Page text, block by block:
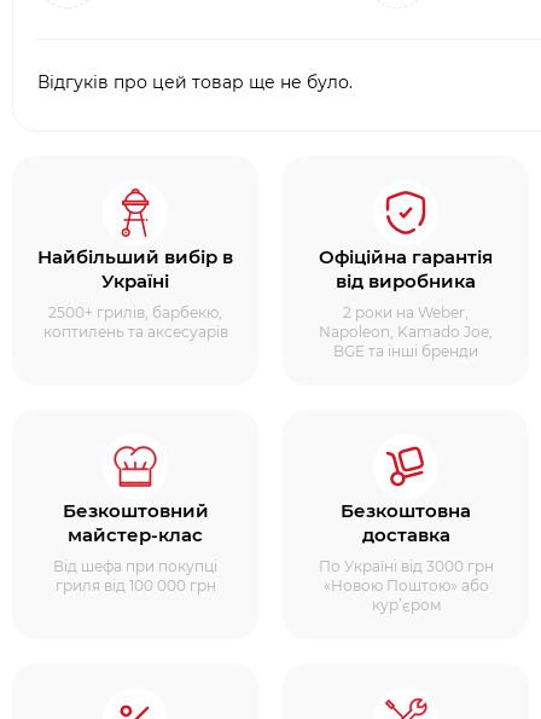
Відгуків про цей товар ще не було.
Найбільший вибір в
Україні
2500+ грилів, барбекю,
коптилень та аксесуарів
Офіційна гарантія
від виробника
2 роки на Weber,
Napoleon, Kamado Joe,
BGE та інші бренди
Безкоштовний
майстер-клас
Від шефа при покупці
гриля від 100 000 грн
Безкоштовна
доставка
По Україні від 3000 грн
«Новою Поштою» або
кур’єром